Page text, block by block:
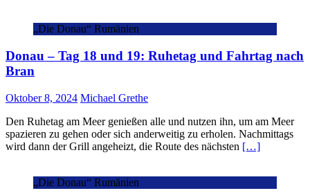
„Die Donau“ Rumänien
Donau – Tag 18 und 19: Ruhetag und Fahrtag nach
Bran
Oktober 8, 2024 Michael Grethe
Den Ruhetag am Meer genießen alle und nutzen ihn, um am Meer
spazieren zu gehen oder sich anderweitig zu erholen. Nachmittags
wird dann der Grill angeheizt, die Route des nächsten […]
„Die Donau“ Rumänien